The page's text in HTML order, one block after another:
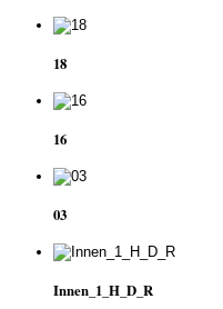
18
16
03
Innen_1_H_D_R